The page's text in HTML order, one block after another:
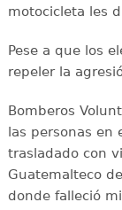
motocicleta les
Pese a que los
repeler la
Bomberos
las personas en
trasladado con
Guatemalteco
donde falleció